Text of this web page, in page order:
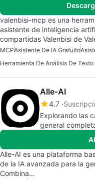
valenbisi-mcp es una
asistente de inteligencia
compartidas Valenbisi de
MCPAsistente De IA Gratuito
Herramienta De Análisis De Texto
Alle-AI
4.7
Explorando las
general
Alle-AI es una plataforma
de la IA avanzada para la
Combina…